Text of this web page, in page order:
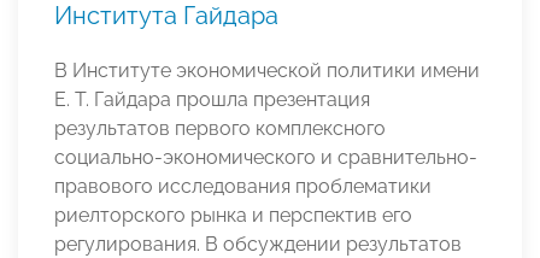
Института Гайдара
В Институте экономической политики имени
Е. Т. Гайдара прошла презентация
результатов первого комплексного
социально-экономического и сравнительно-
правового исследования проблематики
риелторского рынка и перспектив его
регулирования. В обсуждении результатов